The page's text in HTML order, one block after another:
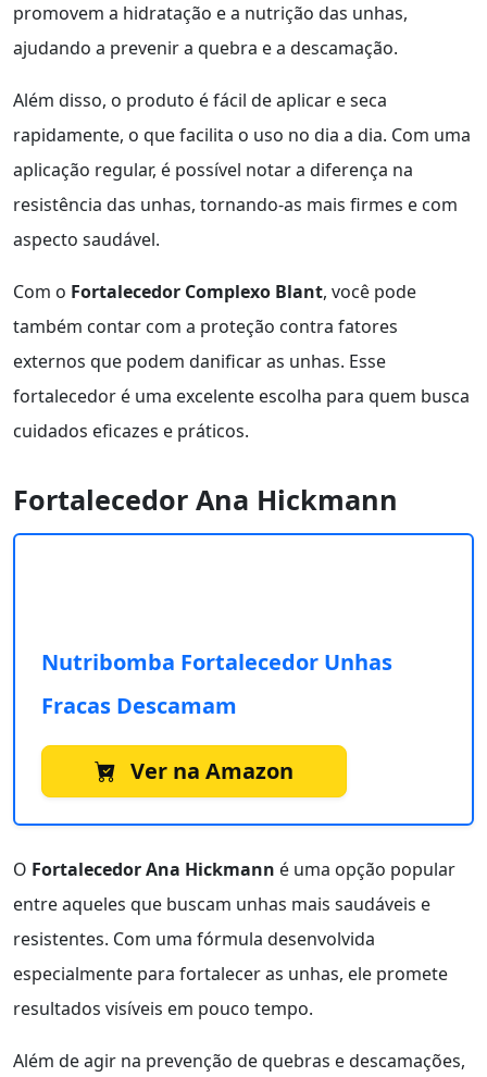
promovem a hidratação e a nutrição das unhas,
ajudando a prevenir a quebra e a descamação.
Além disso, o produto é fácil de aplicar e seca
rapidamente, o que facilita o uso no dia a dia. Com uma
aplicação regular, é possível notar a diferença na
resistência das unhas, tornando-as mais firmes e com
aspecto saudável.
Com o Fortalecedor Complexo Blant, você pode
também contar com a proteção contra fatores
externos que podem danificar as unhas. Esse
fortalecedor é uma excelente escolha para quem busca
cuidados eficazes e práticos.
Fortalecedor Ana Hickmann
Nutribomba Fortalecedor Unhas
Fracas Descamam
Ver na Amazon
O Fortalecedor Ana Hickmann é uma opção popular
entre aqueles que buscam unhas mais saudáveis e
resistentes. Com uma fórmula desenvolvida
especialmente para fortalecer as unhas, ele promete
resultados visíveis em pouco tempo.
Além de agir na prevenção de quebras e descamações,